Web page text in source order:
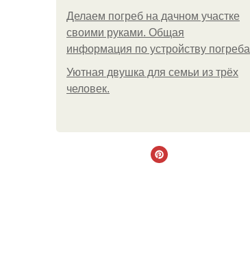
Делаем погреб на дачном участке
своими руками. Общая
информация по устройству погреба
Уютная двушка для семьи из трёх
человек.